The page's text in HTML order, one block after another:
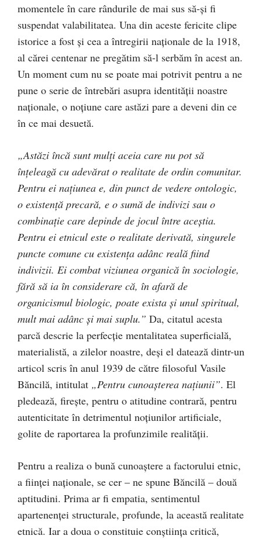
momentele în care rândurile de mai sus să-şi fi
suspendat valabilitatea. Una din aceste fericite clipe
istorice a fost şi cea a întregirii naţionale de la 1918,
al cărei centenar ne pregătim să-l serbăm în acest an.
Un moment cum nu se poate mai potrivit pentru a ne
pune o serie de întrebări asupra identităţii noastre
naţionale, o noţiune care astăzi pare a deveni din ce
în ce mai desuetă.
„Astăzi încă sunt mulţi aceia care nu pot să
înţeleagă cu adevărat o realitate de ordin comunitar.
Pentru ei naţiunea e, din punct de vedere ontologic,
o existenţă precară, e o sumă de indivizi sau o
combinaţie care depinde de jocul între aceştia.
Pentru ei etnicul este o realitate derivată, singurele
puncte comune cu existenţa adânc reală fiind
indivizii. Ei combat viziunea organică în sociologie,
fără să ia în considerare că, în afară de
organicismul biologic, poate exista şi unul spiritual,
mult mai adânc şi mai suplu.” Da, citatul acesta
parcă descrie la perfecţie mentalitatea superficială,
materialistă, a zilelor noastre, deşi el datează dintr-un
articol scris în anul 1939 de către filosoful Vasile
Băncilă, intitulat „Pentru cunoaşterea naţiunii”. El
pledează, fireşte, pentru o atitudine contrară, pentru
autenticitate în detrimentul noţiunilor artificiale,
golite de raportarea la profunzimile realităţii.
Pentru a realiza o bună cunoaştere a factorului etnic,
a fiinţei naţionale, se cer – ne spune Băncilă – două
aptitudini. Prima ar fi empatia, sentimentul
apartenenţei structurale, profunde, la această realitate
etnică. Iar a doua o constituie conştiinţa critică,